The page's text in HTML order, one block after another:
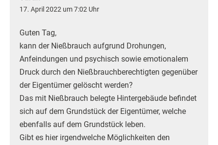
17. April 2022 um 7:02 Uhr
Guten Tag,
kann der Nießbrauch aufgrund Drohungen,
Anfeindungen und psychisch sowie emotionalem
Druck durch den Nießbrauchberechtigten gegenüber
der Eigentümer gelöscht werden?
Das mit Nießbrauch belegte Hintergebäude befindet
sich auf dem Grundstück der Eigentümer, welche
ebenfalls auf dem Grundstück leben.
Gibt es hier irgendwelche Möglichkeiten den